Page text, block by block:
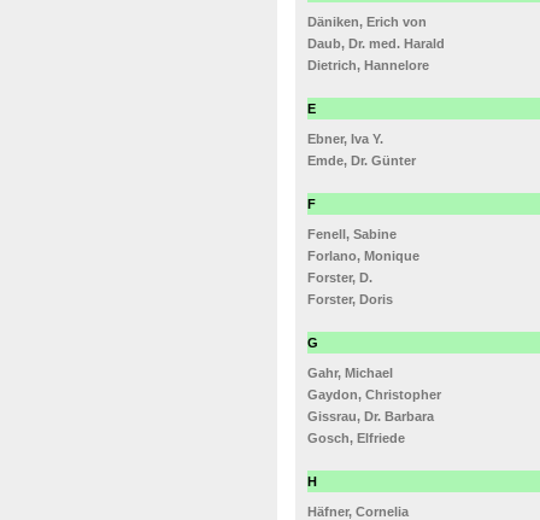
Däniken, Erich von
Daub, Dr. med. Harald
Dietrich, Hannelore
E
Ebner, Iva Y.
Emde, Dr. Günter
F
Fenell, Sabine
Forlano, Monique
Forster, D.
Forster, Doris
G
Gahr, Michael
Gaydon, Christopher
Gissrau, Dr. Barbara
Gosch, Elfriede
H
Häfner, Cornelia